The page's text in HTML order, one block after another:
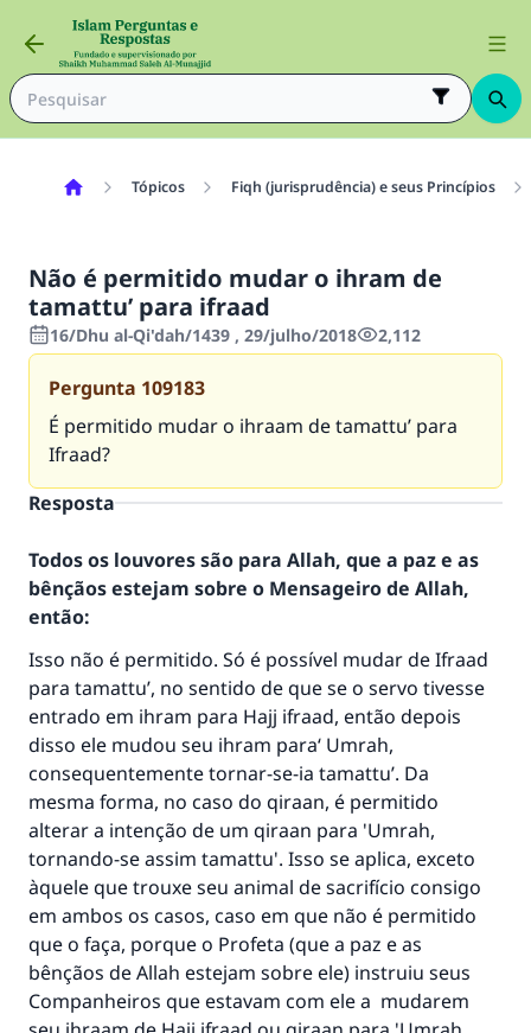
Tópicos Fiqh (jurisprudência) e seus Princípios
Não é permitido mudar o ihram de
tamattu’ para ifraad
16/Dhu al-Qi'dah/1439 , 29/julho/2018 2,112
Pergunta 109183
É permitido mudar o ihraam de tamattu’ para
Ifraad?
Resposta
Todos os louvores são para Allah, que a paz e as
bênçãos estejam sobre o Mensageiro de Allah,
então:
Isso não é permitido. Só é possível mudar de Ifraad
para tamattu’, no sentido de que se o servo tivesse
entrado em ihram para Hajj ifraad, então depois
disso ele mudou seu ihram para‘ Umrah,
consequentemente tornar-se-ia tamattu’. Da
mesma forma, no caso do qiraan, é permitido
alterar a intenção de um qiraan para 'Umrah,
tornando-se assim tamattu'. Isso se aplica, exceto
àquele que trouxe seu animal de sacrifício consigo
em ambos os casos, caso em que não é permitido
que o faça, porque o Profeta (que a paz e as
bênçãos de Allah estejam sobre ele) instruiu seus
Companheiros que estavam com ele a mudarem
A resposta n° 110845 salvou um
casamento.
Ajude-nos a responder à Ummah
O Profeta ﷺ disse,